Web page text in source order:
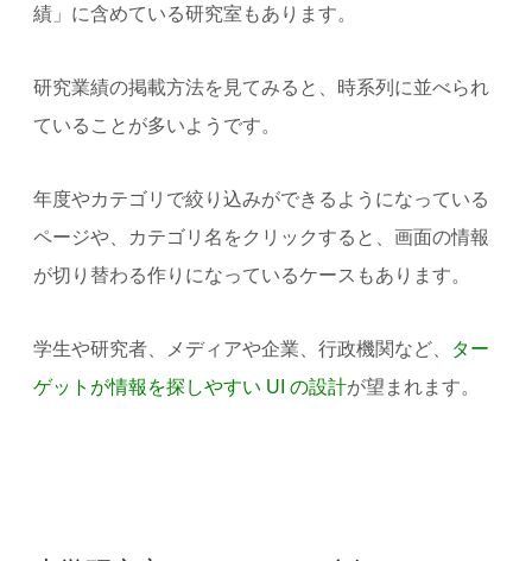
績」に含めている研究室もあります。
研究業績の掲載方法を見てみると、時系列に並べられ
ていることが多いようです。
年度やカテゴリで絞り込みができるようになっている
ページや、カテゴリ名をクリックすると、画面の情報
が切り替わる作りになっているケースもあります。
学生や研究者、メディアや企業、行政機関など、
ター
ゲットが情報を探しやすい UI の設計が望まれます。